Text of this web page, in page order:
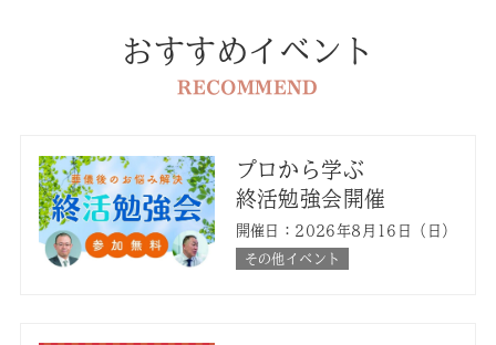
おすすめイベント
RECOMMEND
プロから学ぶ
終活勉強会開催
開催日：2026年8月16日（日）
その他イベント